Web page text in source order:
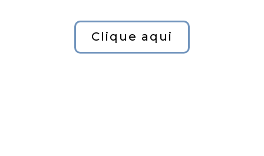
Clique aqui